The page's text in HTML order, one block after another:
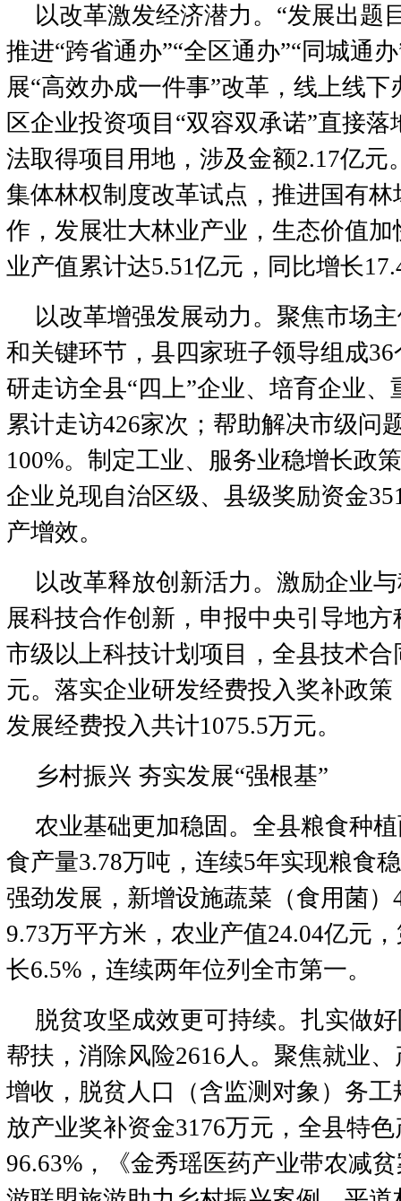
以改革激发经济潜力。“发展出题
推进“跨省通办”“全区通办”“同城通
展“高效办成一件事”改革，线上线下
区企业投资项目“双容双承诺”直接
法取得项目用地，涉及金额2.17亿元
集体林权制度改革试点，推进国有
作，发展壮大林业产业，生态价值
业产值累计达5.51亿元，同比增长
以改革增强发展动力。聚焦市场
和关键环节，县四家班子领导组成
研走访全县“四上”企业、培育企业、
累计走访426家次；帮助解决市级问
100%。制定工业、服务业稳增长政
企业兑现自治区级、县级奖励资金
产增效。
以改革释放创新活力。激励企业
展科技合作创新，申报中央引导地
市级以上科技计划项目，全县技术合
元。落实企业研发经费投入奖补政
发展经费投入共计1075.5万元。
乡村振兴 夯实发展“强根基”
农业基础更加稳固。全县粮食种
食产量3.78万吨，连续5年实现粮食
强劲发展，新增设施蔬菜（食用菌）
9.73万平方米，农业产值24.04亿元
长6.5%，连续两年位列全市第一。
脱贫攻坚成效更可持续。扎实做
帮扶，消除风险2616人。聚焦就业
增收，脱贫人口（含监测对象）务工
放产业奖补资金3176万元，全县特
96.63%，《金秀瑶医药产业带农减